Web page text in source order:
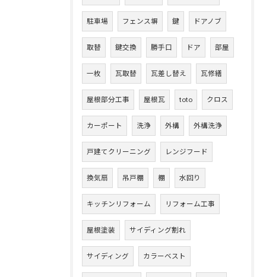
駐車場 フェンス塀 鍵 ドアノブ
取替 鍵交換 勝手口 ドア 部屋
一枚 瓦取替 瓦差し替え 瓦修繕
屋根部分工事 屋根瓦 toto クロス
カーポート 洗浄 外構 外構洗浄
戸建てクリーニング レンジフード
換気扇 吊戸棚 棚 水回り
キッチンリフォーム リフォーム工事
屋根塗装 サイディング割れ
サイディング カラーベスト